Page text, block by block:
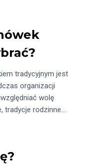
tradycyjnym jest
organizacji
wolę
tradycje rodzinne…